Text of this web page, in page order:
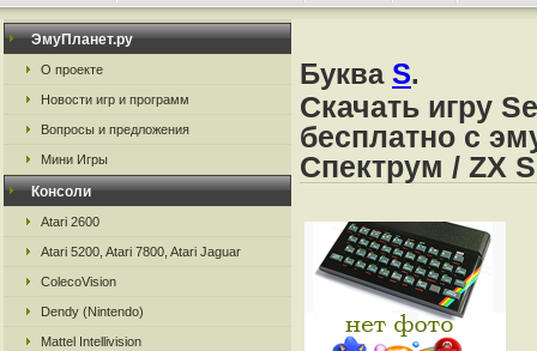
ЭмуПланет.ру
О проекте
Новости игр и программ
Вопросы и предложения
Мини Игры
Консоли
Atari 2600
Atari 5200, Atari 7800, Atari Jaguar
ColecoVision
Dendy (Nintendo)
Mattel Intellivision
Буква S.
Скачать игру
бесплатно с
Спектрум / ZX